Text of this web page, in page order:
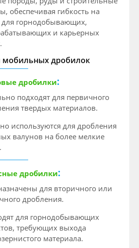
обеспечивая гибкость на
для горнодобывающих,
и карьерных
дробилок
дробилки:
подходят для первичного
твердых материалов.
используются для дробления
валунов на более мелкие
дробилки:
для вторичного или
дробления.
для горнодобывающих
требующих выхода
материала.